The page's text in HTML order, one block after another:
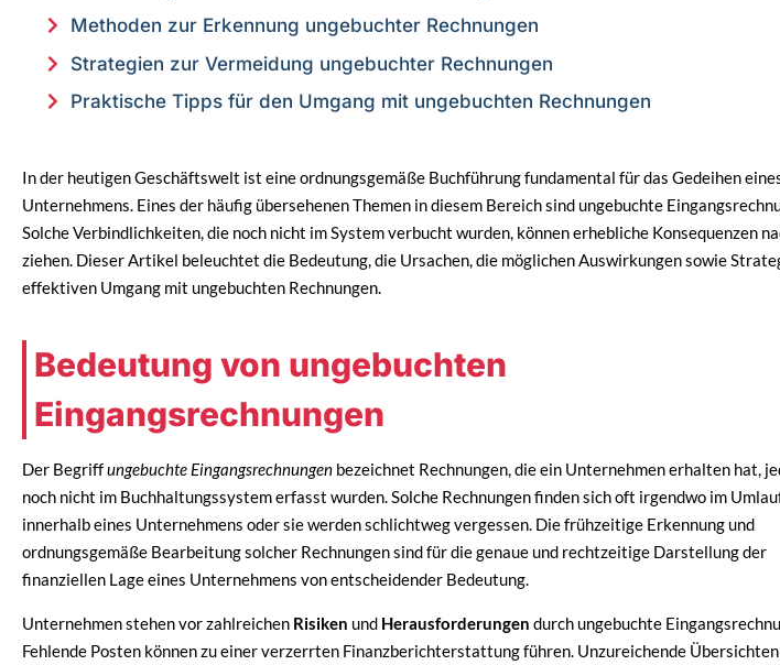
Methoden zur Erkennung ungebuchter Rechnungen
Strategien zur Vermeidung ungebuchter Rechnungen
Praktische Tipps für den Umgang mit ungebuchten Rechnungen
In der heutigen Geschäftswelt ist eine ordnungsgemäße Buchführung fundamental für das Gedeihen
Unternehmens. Eines der häufig übersehenen Themen in diesem Bereich sind ungebuchte
Solche Verbindlichkeiten, die noch nicht im System verbucht wurden, können erhebliche Konsequenzen
ziehen. Dieser Artikel beleuchtet die Bedeutung, die Ursachen, die möglichen Auswirkungen sowie
effektiven Umgang mit ungebuchten Rechnungen.
Bedeutung von ungebuchten
Eingangsrechnungen
Der Begriffungebuchte Eingangsrechnungen bezeichnet Rechnungen, die ein Unternehmen erhalten hat,
noch nicht im Buchhaltungssystem erfasst wurden. Solche Rechnungen finden sich oft irgendwo im
innerhalb eines Unternehmens oder sie werden schlichtweg vergessen. Die frühzeitige Erkennung und
ordnungsgemäße Bearbeitung solcher Rechnungen sind für die genaue und rechtzeitige Darstellung der
finanziellen Lage eines Unternehmens von entscheidender Bedeutung.
Unternehmen stehen vor zahlreichen Risiken und Herausforderungen durch ungebuchte
Fehlende Posten können zu einer verzerrten Finanzberichterstattung führen. Unzureichende